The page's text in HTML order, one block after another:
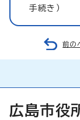
手続き）
前の
広島市役